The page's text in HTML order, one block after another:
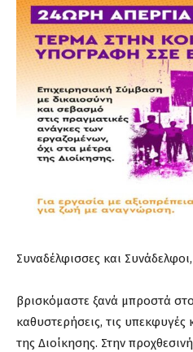
Συναδέλφισσες και Συνάδελφοι,
βρισκόμαστε ξανά μπροστά
καθυστερήσεις, τις υπεκφυγές
της Διοίκησης. Στην